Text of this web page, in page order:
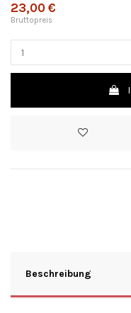
23,00 €
Bruttopreis
Beschreibung